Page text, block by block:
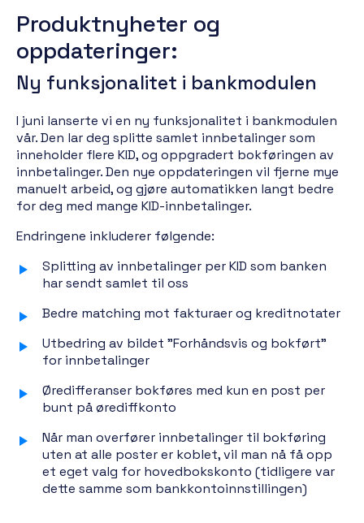
Produktnyheter og
oppdateringer:
Ny funksjonalitet i bankmodulen
I juni lanserte vi en ny funksjonalitet i bankmodulen
vår. Den lar deg splitte samlet innbetalinger som
inneholder flere KID, og oppgradert bokføringen av
innbetalinger. Den nye oppdateringen vil fjerne mye
manuelt arbeid, og gjøre automatikken langt bedre
for deg med mange KID-innbetalinger.
Endringene inkluderer følgende:
Splitting av innbetalinger per KID som banken
har sendt samlet til oss
Bedre matching mot fakturaer og kreditnotater
Utbedring av bildet "Forhåndsvis og bokført"
for innbetalinger
Øredifferanser bokføres med kun en post per
bunt på ørediffkonto
Når man overfører innbetalinger til bokføring
uten at alle poster er koblet, vil man nå få opp
et eget valg for hovedbokskonto (tidligere var
dette samme som bankkontoinnstillingen)